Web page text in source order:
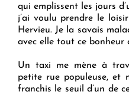
qui emplissent les jours
j’ai voulu prendre le
Hervieu. Je la savais
avec elle tout ce bonheur
Un taxi me mène à
petite rue populeuse, et
franchis le seuil d’un de